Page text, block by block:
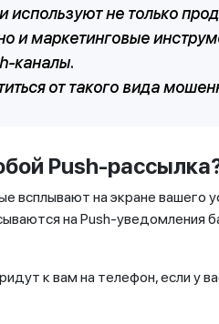
не только
и маркетинговые
каналы.
от такого вида
Push-
всплывают на экране вашего
на Push-уведомления
к вам на телефон, если у